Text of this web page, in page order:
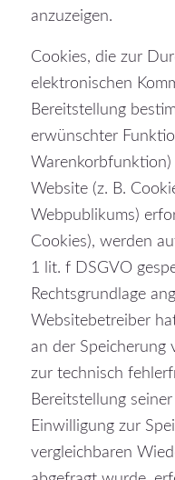
anzuzeigen.
Cookies, die zur
elektronischen
Bereitstellung
erwünschter
Website (z. B.
Webpublikums)
Cookies), werden
1 lit. f DSGVO
Rechtsgrundlage
Websitebetreiber
an der Speicherung
zur technisch
Bereitstellung
Einwilligung zur
vergleichbaren